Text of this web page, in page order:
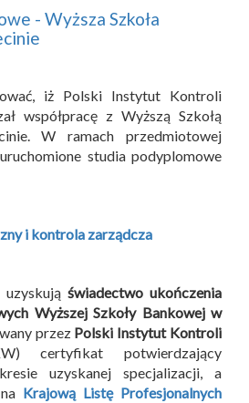
- Wyższa Szkoła
iż Polski Instytut Kontroli
współpracę z Wyższą Szkołą
W ramach przedmiotowej
studia podyplomowe
i kontrola zarządcza
świadectwo ukończenia
Wyższej Szkoły Bankowej w
przez Polski Instytut Kontroli
certyfikat potwierdzający
uzyskanej specjalizacji, a
Krajową Listę Profesjonalnych